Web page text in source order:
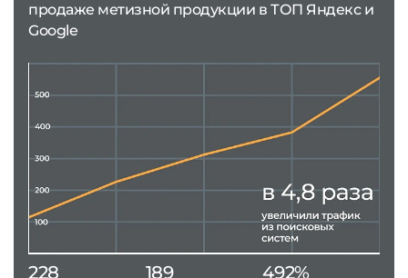
продаже метизной продукции в ТОП Яндекс и
Google
228 189 492%